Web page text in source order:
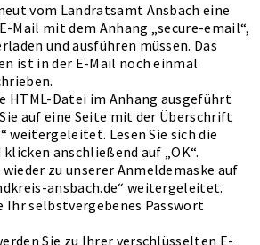
vom Landratsamt Ansbach eine
Mail mit dem Anhang „secure-email“,
und ausführen müssen. Das
ist in der E-Mail noch einmal
HTML-Datei im Anhang ausgeführt
auf eine Seite mit der Überschrift
weitergeleitet. Lesen Sie sich die
anschließend auf „OK“.
wieder zu unserer Anmeldemaske auf
ansbach.de“ weitergeleitet.
Ihr selbstvergebenes Passwort
Sie zu Ihrer verschlüsselten E-